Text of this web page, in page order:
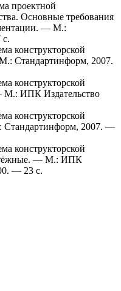
проектной
Основные требования
— М.:
конструкторской
Стандартинформ, 2007.
конструкторской
ИПК Издательство
конструкторской
2007. —
конструкторской
— М.: ИПК
— 23 с.